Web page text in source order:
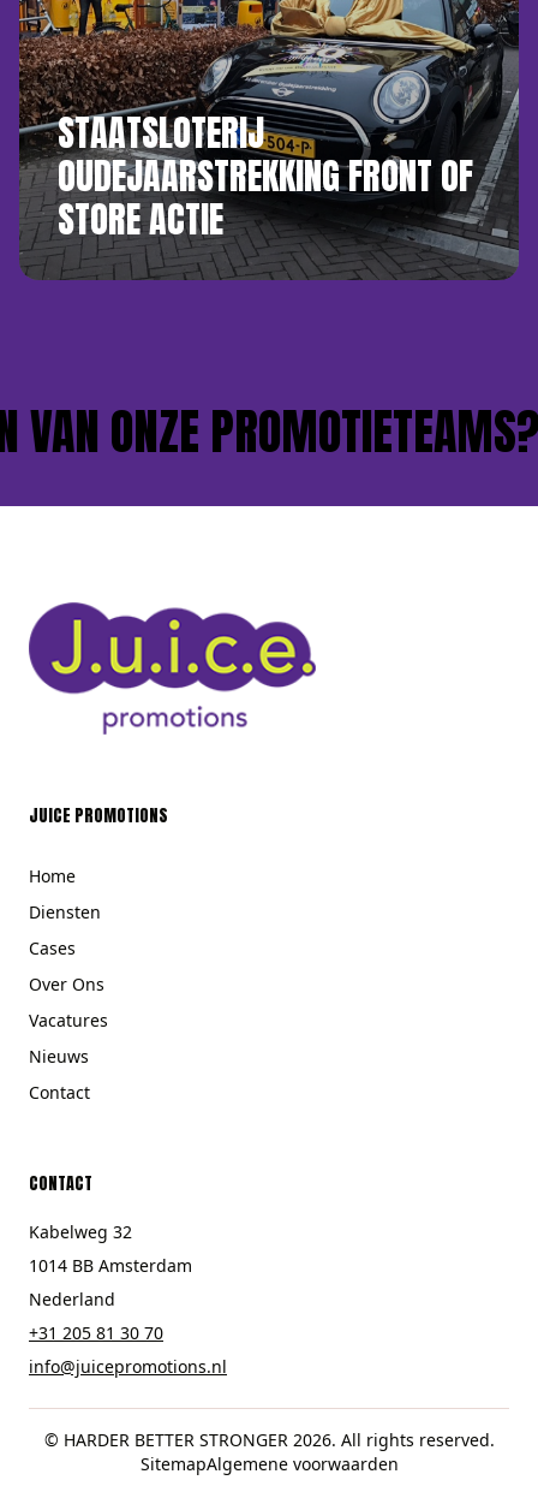
STAATSLOTERIJ
OUDEJAARSTREKKING FRONT OF
STORE ACTIE
ONZE PROMOTIETEAMS?
JUICE PROMOTIONS
Home
Diensten
Cases
Over Ons
Vacatures
Nieuws
Contact
CONTACT
Kabelweg 32
1014 BB Amsterdam
Nederland
+31 205 81 30 70
info@juicepromotions.nl
© HARDER BETTER STRONGER 2026. All rights reserved.
SitemapAlgemene voorwaarden